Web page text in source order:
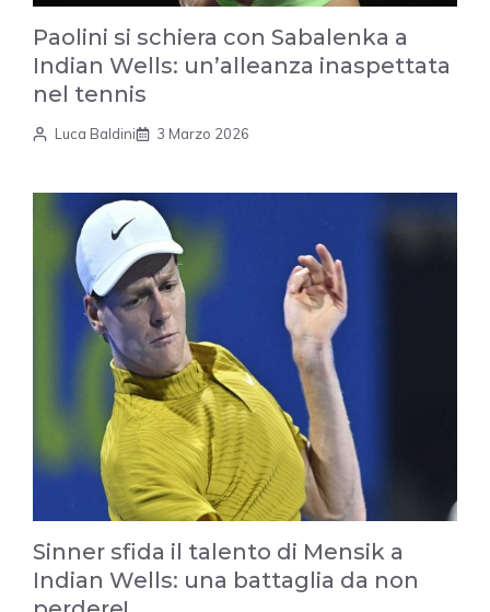
Paolini si schiera con Sabalenka a
Indian Wells: un’alleanza inaspettata
nel tennis
Luca Baldini 3 Marzo 2026
Sinner sfida il talento di Mensik a
Indian Wells: una battaglia da non